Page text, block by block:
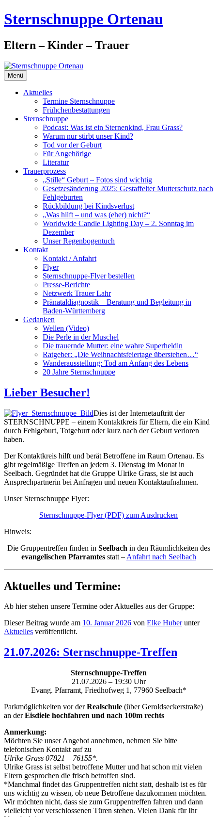
Zum
Inhalt
Sternschnuppe Ortenau
Eltern – Kinder – Trauer
Menü
Aktuelles
Termine Sternschnuppe
Frühchenbestattungen
Sternschnuppe
Podcast: Was ist ein Sternenkind, Frau Grass?
Warum nur stirbt unser Kind?
Tod vor der Geburt
Für Angehörige
Literatur
Trauerprozess
„Stille“ Geburt – Fotos sind wichtig
Gesetzesänderung 2025: Gestaffelter Mutterschutz nach
Fehlgeburten
Rückbildung bei Kindsverlust
„Was hilft – und was (eher) nicht?“
Worldwide Candle Lighting Day – 2. Sonntag im
Dezember
Unser Regenbogentuch
Kontakt
Kontakt / Anfahrt
Flyer
Sternschnuppe-Flyer bestellen
Presse-Berichte
Netzwerk Trauer Lahr
Pränataldiagnostik – Beratung und Begleitung in
Baden-Württemberg
Gedanken
Wellen (Video)
Die Perle in der Muschel
Die trauernde Mutter: eine wahre Superheldin
Ratgeber: „Die Weihnachtsfeiertage überstehen…“
Wanderausstellung: Tod am Anfang des Lebens
20 Jahre Sternschnuppe
Lieber Besucher!
Dies ist der Internetauftritt der
STERNSCHNUPPE – einem Kontaktkreis für Eltern, die ein Kind
durch Fehlgeburt, Totgeburt oder kurz nach der Geburt verloren
haben.
Der Kontaktkreis hilft und berät Betroffene im Raum Ortenau. Es
gibt regelmäßige Treffen an jedem 3. Dienstag im Monat in
Seelbach. Gegründet hat die Gruppe Ulrike Grass, sie ist auch
Ansprechpartnerin bei Anfragen und neuen Kontaktaufnahmen.
Unser Sternschnuppe Flyer:
Sternschnuppe-Flyer (PDF) zum Ausdrucken
Hinweis:
Die Gruppentreffen finden in Seelbach in den Räumlichkeiten des
evangelischen Pfarramtesstatt – Anfahrt nach Seelbach
Aktuelles und Termine:
Ab hier stehen unsere Termine oder Aktuelles aus der Gruppe:
Dieser Beitrag wurde am 10. Januar 2026 von Elke Huberunter
Aktuelles veröffentlicht.
21.07.2026: Sternschnuppe-Treffen
Sternschnuppe-Treffen
21.07.2026 – 19:30 Uhr
Evang. Pfarramt, Friedhofweg 1, 77960 Seelbach*
Parkmöglichkeiten vor derRealschule (über Geroldseckerstraße)
an derEisdiele hochfahren und nach 100m rechts
Anmerkung:
Möchten Sie unser Angebot annehmen, nehmen Sie bitte
telefonischen Kontakt auf zu
Ulrike Grass 07821 – 76155*.
Ulrike Grass ist selbst betroffene Mutter und hat schon mit vielen
Eltern gesprochen die frisch betroffen sind.
*Manchmal findet das Gruppentreffen nicht statt, deshalb ist es für
uns wichtig zu wissen, ob neue Betroffene dazukommen möchten.
Wir möchten nicht, dass sie zum Gruppentreffen fahren und dann
vielleicht vor verschlossenen Türen stehen. Vielen Dank für Ihr